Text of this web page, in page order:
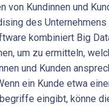
von Kundinnen und
des
kombiniert Big
um zu ermitteln,
und Kunden
ein Kunde etwa
eingibt, könne